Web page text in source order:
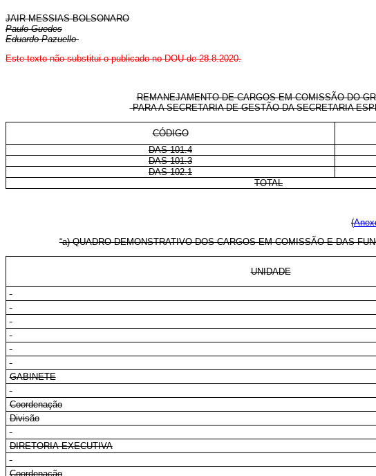
JAIR MESSIAS BOLSONARO
Paulo Guedes
Eduardo Pazuello
Este texto não substitui o publicado no DOU de 28.8.2020.
REMANEJAMENTO DE CARGOS EM COMISSÃO DO
PARA A SECRETARIA DE GESTÃO DA SECRETARIA
CÓDIGO
DAS 101.4
DAS 101.3
DAS 102.1
TOTAL
(
“a) QUADRO DEMONSTRATIVO DOS CARGOS EM COMISSÃO E DAS
UNIDADE
GABINETE
Coordenação
Divisão
DIRETORIA-EXECUTIVA
Coordenação